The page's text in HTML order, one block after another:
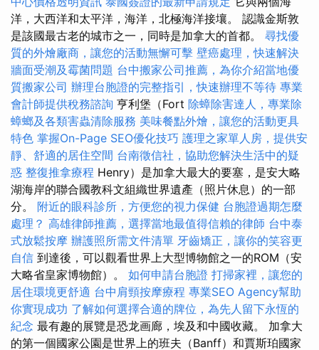
洋，大西洋和太平洋，海洋，北極海洋接壤。 認識金斯敦
是該國最古老的城市之一，同時是加拿大的首都。 尋找優
質的外燴廠商，讓您的活動無懈可擊 壁癌處理，快速解決
牆面受潮及霉菌問題 台中搬家公司推薦，為你介紹當地優
質搬家公司 辦理台胞證的完整指引，快速辦理不等待 專業
會計師提供稅務諮詢 亨利堡（Fort 除蟑除害達人，專業除
蟑螂及各類害蟲清除服務 美味餐點外燴，讓您的活動更具
特色 掌握On-Page SEO優化技巧 護理之家單人房，提供安
靜、舒適的居住空間 台南徵信社，協助您解決生活中的疑
惑 整復推拿療程 Henry）是加拿大最大的要塞，是安大略
湖海岸的聯合國教科文組織世界遺產（照片休息）的一部
分。 附近的眼科診所，方便您的視力保健 台胞證過期怎麼
處理？ 高雄律師推薦，選擇當地最值得信賴的律師 台中泰
式放鬆按摩 辦護照所需文件清單 牙齒矯正，讓你的笑容更
自信 到達後，可以觀看世界上大型博物館之一的ROM（安
大略省皇家博物館）。 如何申請台胞證 打掃家裡，讓您的
居住環境更舒適 台中肩頸按摩療程 專業SEO Agency幫助
你實現成功 了解如何選擇合適的牌位，為先人留下永恆的
紀念 最有趣的展覽是恐龙画廊，埃及和中國收藏。 加拿大
的第一個國家公園是世界上的班夫（Banff）和賈斯珀國家